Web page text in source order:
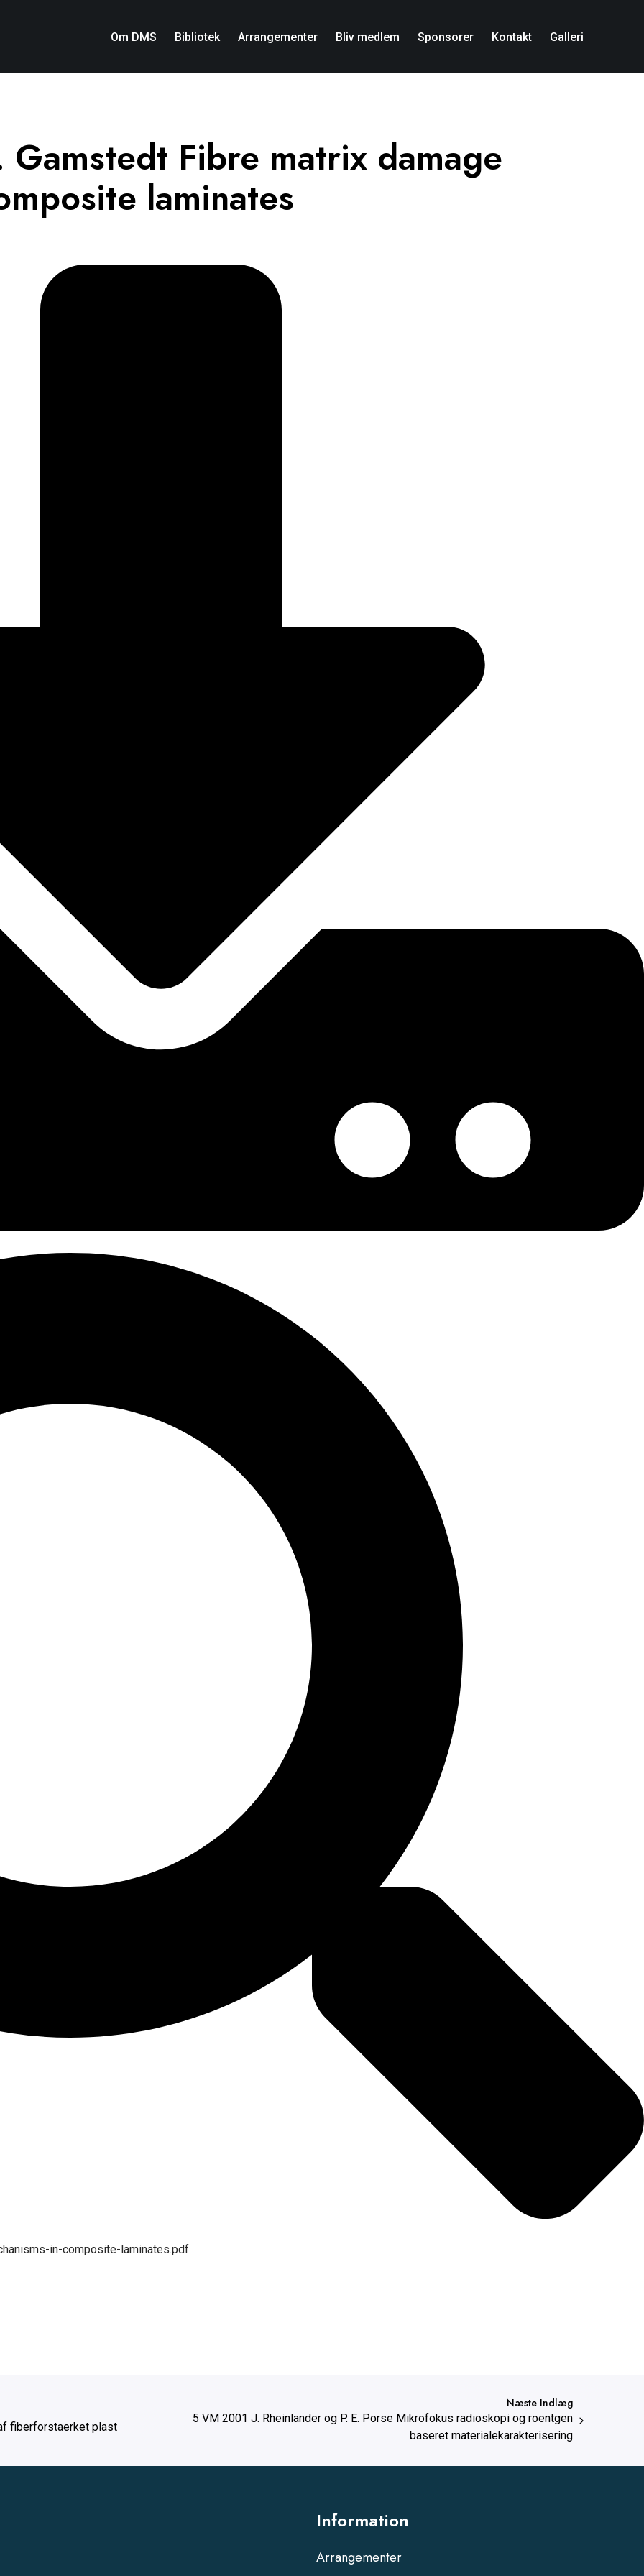
Om DMS Bibliotek Arrangementer Bliv medlem Sponsorer Kontakt Galleri
Fibre matrix damage
laminates
in-composite-laminates.pdf
fiberforstaerket plast
Næste Indlæg
5 VM 2001 J. Rheinlander og P. E. Porse Mikrofokus radioskopi og roentgen
baseret materialekarakterisering
Information
Arrangementer